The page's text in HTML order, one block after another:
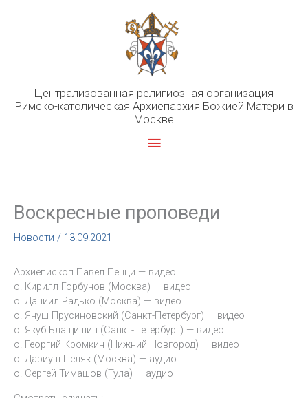
Централизованная религиозная организация
Римско-католическая Архиепархия Божией Матери в
Москве
Главное
Воскресные проповеди
Новости / 13.09.2021
Архиепископ Павел Пецци — видео
о. Кирилл Горбунов (Москва) — видео
о. Даниил Радько (Москва) — видео
о. Януш Прусиновский (Санкт-Петербург) — видео
о. Якуб Блащишин (Санкт-Петербург) — видео
о. Георгий Кромкин (Нижний Новгород) — видео
о. Дариуш Пеляк (Москва) — аудио
о. Сергей Тимашов (Тула) — аудио